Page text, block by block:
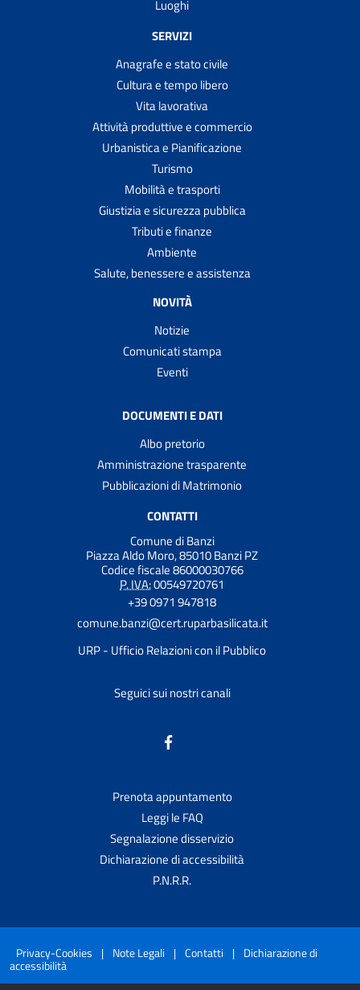
Luoghi
SERVIZI
Anagrafe e stato civile
Cultura e tempo libero
Vita lavorativa
Attività produttive e commercio
Urbanistica e Pianificazione
Turismo
Mobilità e trasporti
Giustizia e sicurezza pubblica
Tributi e finanze
Ambiente
Salute, benessere e assistenza
NOVITÀ
Notizie
Comunicati stampa
Eventi
DOCUMENTI E DATI
Albo pretorio
Amministrazione trasparente
Pubblicazioni di Matrimonio
CONTATTI
Comune di Banzi
Piazza Aldo Moro, 85010 Banzi PZ
Codice fiscale 86000030766
P. IVA:00549720761
+39 0971 947818
comune.banzi@cert.ruparbasilicata.it
URP - Ufficio Relazioni con il Pubblico
Seguici sui nostri canali
Prenota appuntamento
Leggi le FAQ
Segnalazione disservizio
Dichiarazione di accessibilità
P.N.R.R.
Privacy-Cookies | Note Legali | Contatti | Dichiarazione di
accessibilità